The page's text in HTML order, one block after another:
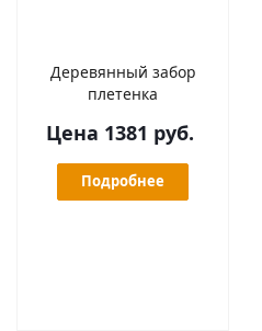
Деревянный забор
плетенка
Цена 1381 руб.
Подробнее